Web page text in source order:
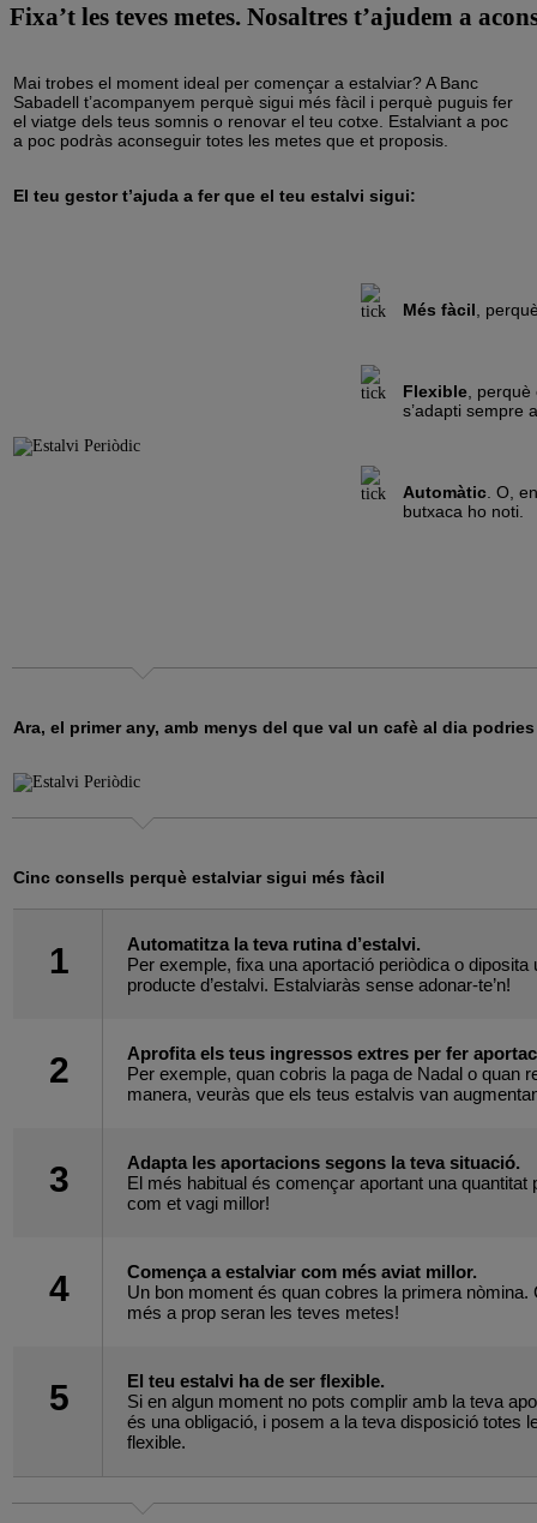
Fixa’t les teves metes. Nosaltres t’ajudem a
Mai trobes el moment ideal per començar a estalviar? A Banc
Sabadell t’acompanyem perquè sigui més fàcil i perquè puguis fer
el viatge dels teus somnis o renovar el teu cotxe. Estalviant a poc
a poc podràs aconseguir totes les metes que et proposis.
El teu gestor t’ajuda a fer que el teu estalvi sigui:
Més fàcil ,
Flexible ,
s’adapti sempre
Automàtic . O,
butxaca ho noti.
Ara, el primer any, amb menys del que val un cafè al dia
Cinc consells perquè estalviar sigui més fàcil
1
Automatitza la teva rutina d’estalvi.
Per exemple, fixa una aportació periòdica o
producte d’estalvi. Estalviaràs sense adonar-te’n!
2
Aprofita els teus ingressos extres per fer
Per exemple, quan cobris la paga de Nadal o quan
manera, veuràs que els teus estalvis van
3
Adapta les aportacions segons la teva situació.
El més habitual és començar aportant una
com et vagi millor!
4
Comença a estalviar com més aviat millor.
Un bon moment és quan cobres la primera
més a prop seran les teves metes!
5
El teu estalvi ha de ser flexible.
Si en algun moment no pots complir amb la teva
és una obligació, i posem a la teva disposició totes
flexible.